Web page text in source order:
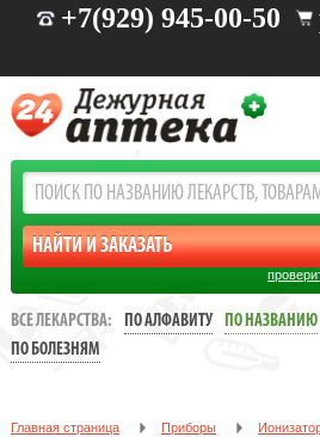
+7(929) 945-00-50
ВСЕ ЛЕКАРСТВА: ПО АЛФАВИТУ ПО НАЗВАНИЮ
ПО БОЛЕЗНЯМ
Главная страница Приборы